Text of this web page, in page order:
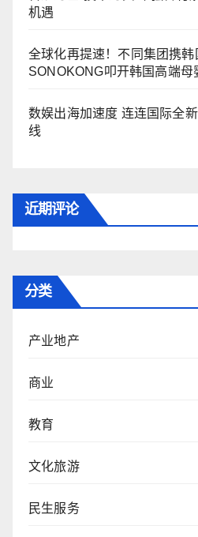
机遇
全球化再提速！不同集团携
SONOKONG叩开韩国高端母
数娱出海加速度 连连国际全
线
近期评论
分类
产业地产
商业
教育
文化旅游
民生服务